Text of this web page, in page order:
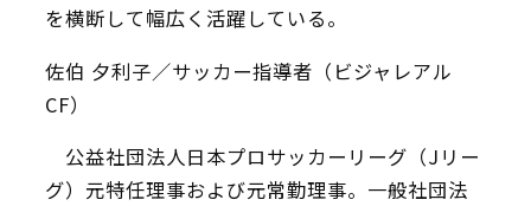
を横断して幅広く活躍している。
佐伯 夕利子／サッカー指導者（ビジャレアル
CF）
公益社団法人日本プロサッカーリーグ（Jリー
グ）元特任理事および元常勤理事。一般社団法